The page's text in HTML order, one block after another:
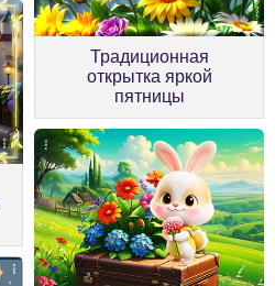
Традиционная
открытка яркой
пятницы